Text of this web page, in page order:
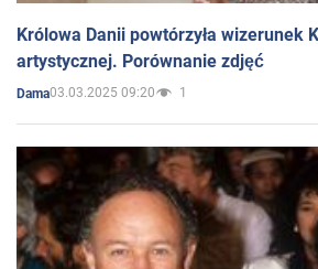
Królowa Danii powtórzyła wizerunek
artystycznej. Porównanie zdjęć
Dama03.03.2025 09:20 1